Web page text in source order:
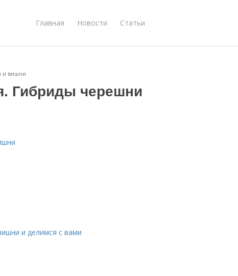
Главная Новости Статьи
и вишни
Гибриды черешни
и делимся с вами